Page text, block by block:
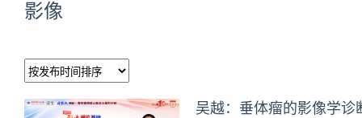
影像
吴越：垂体瘤的影像学诊